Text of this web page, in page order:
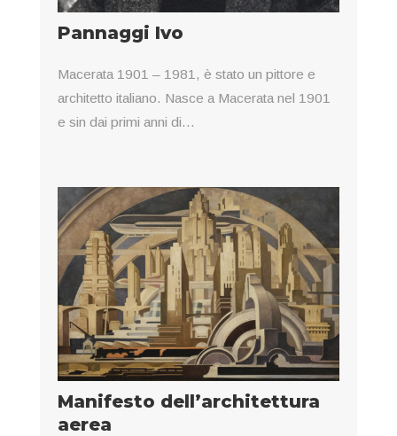
Pannaggi Ivo
Macerata 1901 – 1981, è stato un pittore e
architetto italiano. Nasce a Macerata nel 1901
e sin dai primi anni di...
Manifesto dell’architettura
aerea